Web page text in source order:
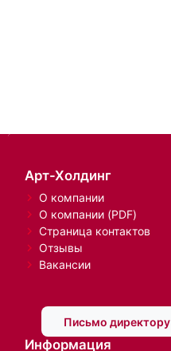
Арт-Холдинг
О компании
О компании (PDF)
Страница контактов
Отзывы
Вакансии
Письмо директору
Информация